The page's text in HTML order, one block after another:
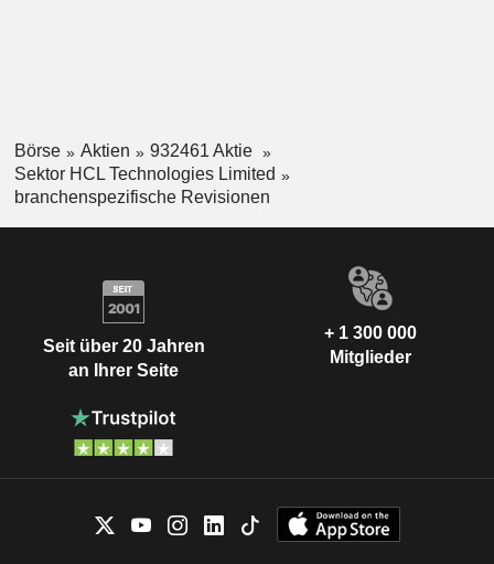
Börse Aktien
932461 Aktie
Sektor HCL Technologies Limited
branchenspezifische Revisionen
Seit über 20 Jahren
an Ihrer Seite
+ 1 300 000
Mitglieder